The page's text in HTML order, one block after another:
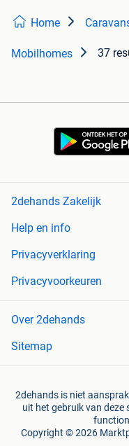
Home
Mobilhomes 37
2dehands Zakelijk
Help en info
Privacyverklaring
Privacyvoorkeuren
Over 2dehands
Sitemap
2dehands is niet
uit het gebruik van
Copyright © 2026